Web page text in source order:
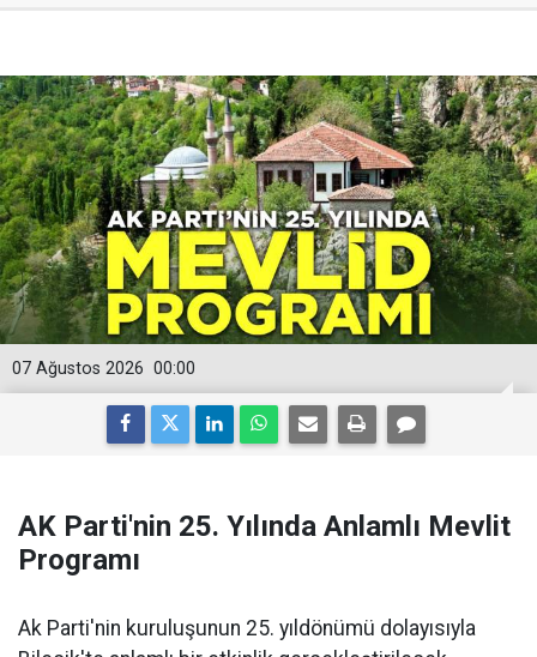
00:00
07 Ağustos 2026
AK Parti'nin 25. Yılında Anlamlı Mevlit
Programı
Ak Parti'nin kuruluşunun 25. yıldönümü dolayısıyla